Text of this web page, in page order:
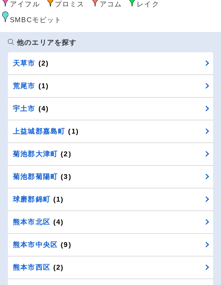
アイフル プロミス アコム
レイク
SMBCモビット
他のエリアを探す
天草市 (2)
荒尾市 (1)
宇土市 (4)
上益城郡嘉島町 (1)
菊池郡大津町 (2)
菊池郡菊陽町 (3)
球磨郡錦町 (1)
熊本市北区 (4)
熊本市中央区 (9)
熊本市西区 (2)